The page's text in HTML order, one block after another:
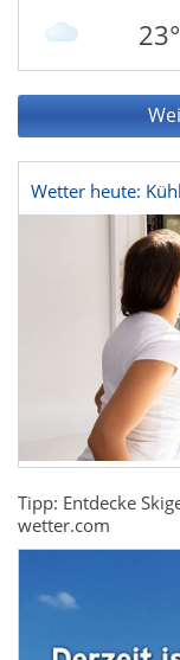
23°
Wetter heute:
Tipp: Entdecke
wetter.com